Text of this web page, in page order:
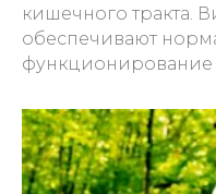
кишечного тракта.
обеспечивают
функционирование